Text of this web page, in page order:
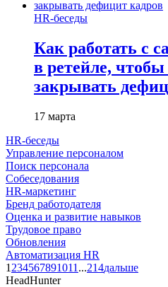
HR-беседы
Как работать с
в ретейле,
закрывать
17 марта
HR-беседы
Управление персоналом
Поиск персонала
Собеседования
HR-маркетинг
Бренд работодателя
Оценка и развитие навыков
Трудовое право
Обновления
Автоматизация HR
1 234567891011 ...214дальше
HeadHunter